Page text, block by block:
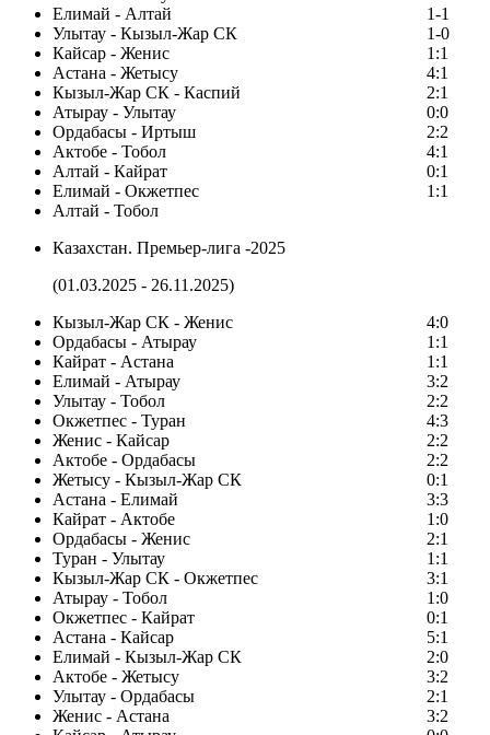
Елимай - Алтай
1-1
Улытау - Кызыл-Жар СК
1-0
Кайсар - Женис
1:1
Астана - Жетысу
4:1
Кызыл-Жар СК - Каспий
2:1
Атырау - Улытау
0:0
Ордабасы - Иртыш
2:2
Актобе - Тобол
4:1
Алтай - Кайрат
0:1
Елимай - Окжетпес
1:1
Алтай - Тобол
Казахстан. Премьер-лига -2025
(01.03.2025 - 26.11.2025)
Кызыл-Жар СК - Женис
4:0
Ордабасы - Атырау
1:1
Кайрат - Астана
1:1
Елимай - Атырау
3:2
Улытау - Тобол
2:2
Окжетпес - Туран
4:3
Женис - Кайсар
2:2
Актобе - Ордабасы
2:2
Жетысу - Кызыл-Жар СК
0:1
Астана - Елимай
3:3
Кайрат - Актобе
1:0
Ордабасы - Женис
2:1
Туран - Улытау
1:1
Кызыл-Жар СК - Окжетпес
3:1
Атырау - Тобол
1:0
Окжетпес - Кайрат
0:1
Астана - Кайсар
5:1
Елимай - Кызыл-Жар СК
2:0
Актобе - Жетысу
3:2
Улытау - Ордабасы
2:1
Женис - Астана
3:2